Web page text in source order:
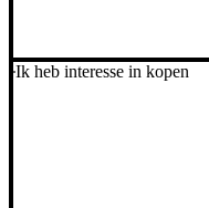
Ik heb interesse in kopen